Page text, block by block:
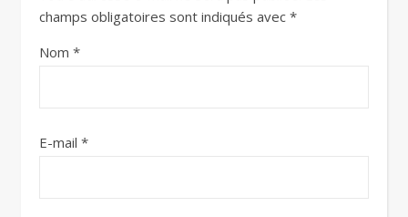
champs obligatoires sont indiqués avec *
Nom *
E-mail *